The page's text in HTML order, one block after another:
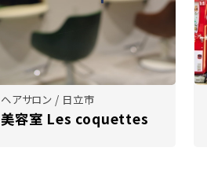
ヘアサロン / 日立市
美容室 Les coquettes